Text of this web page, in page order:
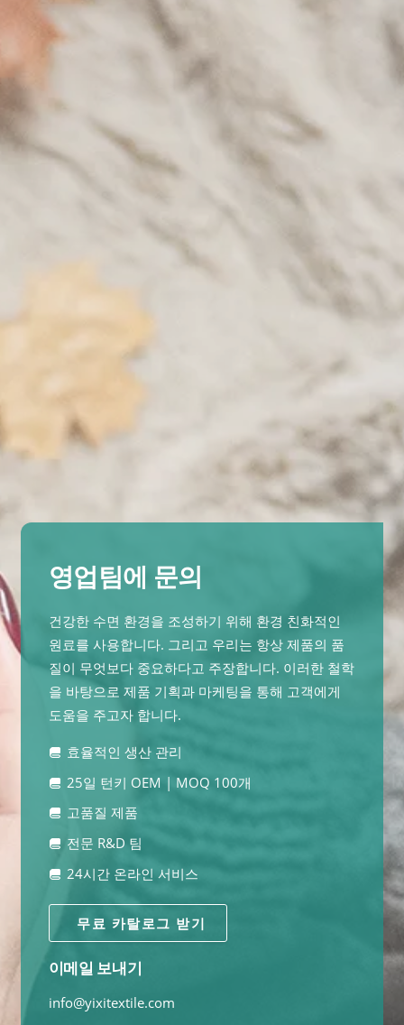
영업팀에 문의
건강한 수면 환경을 조성하기 위해 환경 친화적인
원료를 사용합니다. 그리고 우리는 항상 제품의 품
질이 무엇보다 중요하다고 주장합니다. 이러한 철학
을 바탕으로 제품 기획과 마케팅을 통해 고객에게
도움을 주고자 합니다.
효율적인 생산 관리
25일 턴키 OEM | MOQ 100개
고품질 제품
전문 R&D 팀
24시간 온라인 서비스
무료 카탈로그 받기
이메일 보내기
info@yixitextile.com